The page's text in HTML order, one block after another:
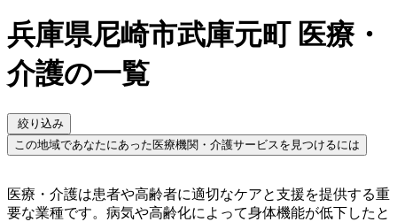
兵庫県尼崎市武庫元町 医療・
介護の一覧
絞り込み
この地域であなたにあった医療機関・介護サービスを見つけるには
医療・介護は患者や高齢者に適切なケアと支援を提供する重
要な業種です。病気や高齢化によって身体機能が低下したと